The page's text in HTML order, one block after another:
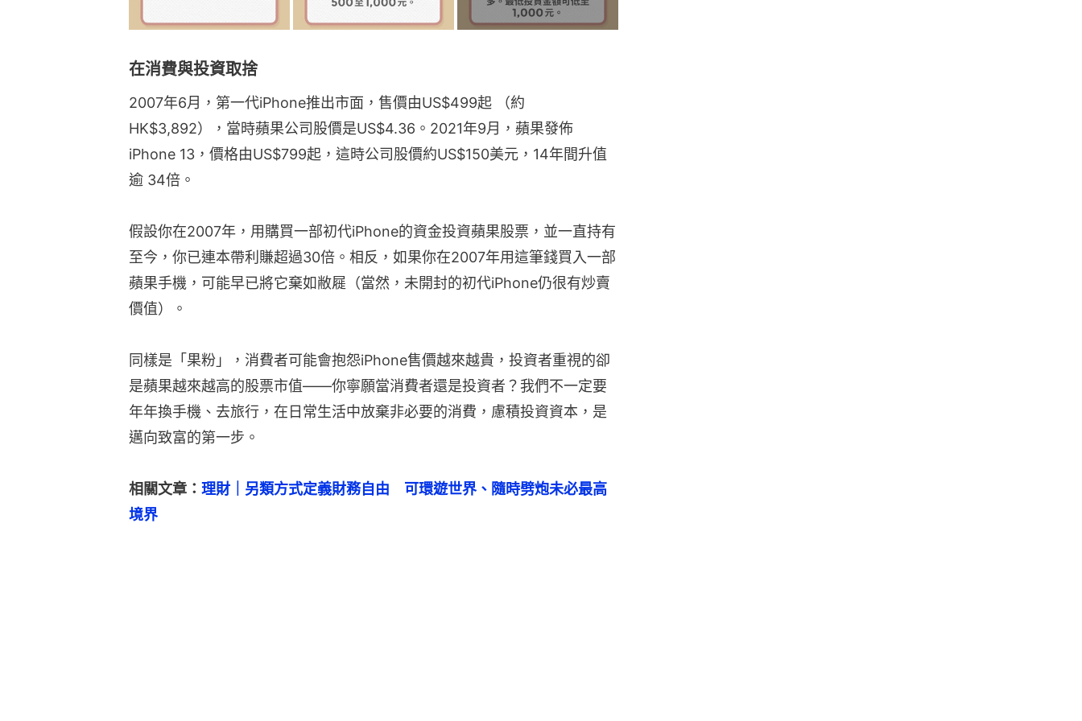
在消費與投資取捨
2007年6月，第一代iPhone推出市面，售價由US$499起 （約
HK$3,892），當時蘋果公司股價是US$4.36。2021年9月，蘋果發佈
iPhone 13，價格由US$799起，這時公司股價約US$150美元，14年間升值
逾 34倍。
假設你在2007年，用購買一部初代iPhone的資金投資蘋果股票，並一直持有
至今，你已連本帶利賺超過30倍。相反，如果你在2007年用這筆錢買入一部
蘋果手機，可能早已將它棄如敝屣（當然，未開封的初代iPhone仍很有炒賣
價值）。
同樣是「果粉」，消費者可能會抱怨iPhone售價越來越貴，投資者重視的卻
是蘋果越來越高的股票市值——你寧願當消費者還是投資者？我們不一定要
年年換手機、去旅行，在日常生活中放棄非必要的消費，慮積投資資本，是
邁向致富的第一步。
相關文章： 理財｜另類方式定義財務自由　可環遊世界、隨時劈炮未必最高
境界